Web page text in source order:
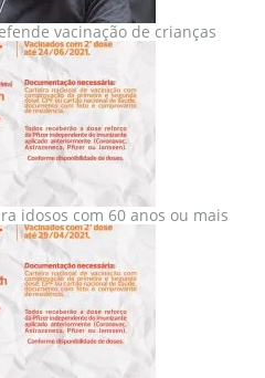
vacinação de crianças
idosos com 60 anos ou mais